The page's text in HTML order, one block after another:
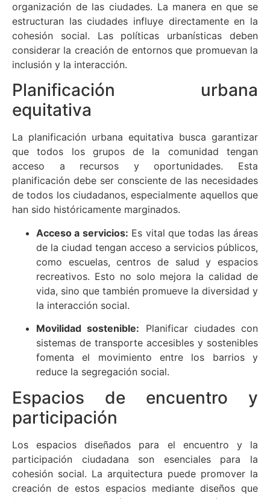
organización de las ciudades. La manera en que se
estructuran las ciudades influye directamente en la
cohesión social. Las políticas urbanísticas deben
considerar la creación de entornos que promuevan la
inclusión y la interacción.
Planificación urbana
equitativa
La planificación urbana equitativa busca garantizar
que todos los grupos de la comunidad tengan
acceso a recursos y oportunidades. Esta
planificación debe ser consciente de las necesidades
de todos los ciudadanos, especialmente aquellos que
han sido históricamente marginados.
Acceso a servicios: Es vital que todas las áreas
de la ciudad tengan acceso a servicios públicos,
como escuelas, centros de salud y espacios
recreativos. Esto no solo mejora la calidad de
vida, sino que también promueve la diversidad y
la interacción social.
Movilidad sostenible: Planificar ciudades con
sistemas de transporte accesibles y sostenibles
fomenta el movimiento entre los barrios y
reduce la segregación social.
Espacios de encuentro y
participación
Los espacios diseñados para el encuentro y la
participación ciudadana son esenciales para la
cohesión social. La arquitectura puede promover la
creación de estos espacios mediante diseños que